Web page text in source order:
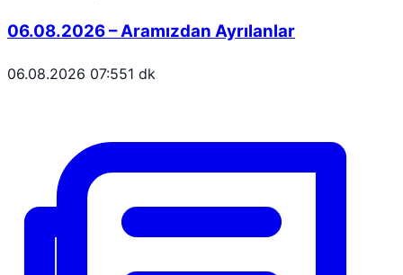
06.08.2026 – Aramızdan Ayrılanlar
06.08.2026 07:551 dk